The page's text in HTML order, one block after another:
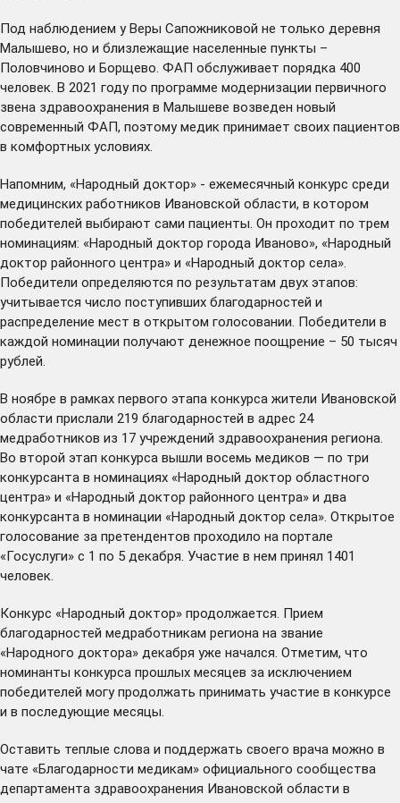
Под наблюдением у Веры Сапожниковой не только деревня
Малышево, но и близлежащие населенные пункты –
Половчиново и Борщево. ФАП обслуживает порядка 400
человек. В 2021 году по программе модернизации первичного
звена здравоохранения в Малышеве возведен новый
современный ФАП, поэтому медик принимает своих пациентов
в комфортных условиях.
Напомним, «Народный доктор» - ежемесячный конкурс среди
медицинских работников Ивановской области, в котором
победителей выбирают сами пациенты. Он проходит по трем
номинациям: «Народный доктор города Иваново», «Народный
доктор районного центра» и «Народный доктор села».
Победители определяются по результатам двух этапов:
учитывается число поступивших благодарностей и
распределение мест в открытом голосовании. Победители в
каждой номинации получают денежное поощрение – 50 тысяч
рублей.
В ноябре в рамках первого этапа конкурса жители Ивановской
области прислали 219 благодарностей в адрес 24
медработников из 17 учреждений здравоохранения региона.
Во второй этап конкурса вышли восемь медиков — по три
конкурсанта в номинациях «Народный доктор областного
центра» и «Народный доктор районного центра» и два
конкурсанта в номинации «Народный доктор села». Открытое
голосование за претендентов проходило на портале
«Госуслуги» с 1 по 5 декабря. Участие в нем принял 1401
человек.
Конкурс «Народный доктор» продолжается. Прием
благодарностей медработникам региона на звание
«Народного доктора» декабря уже начался. Отметим, что
номинанты конкурса прошлых месяцев за исключением
победителей могу продолжать принимать участие в конкурсе
и в последующие месяцы.
Оставить теплые слова и поддержать своего врача можно в
чате «Благодарности медикам» официального сообщества
департамента здравоохранения Ивановской области в